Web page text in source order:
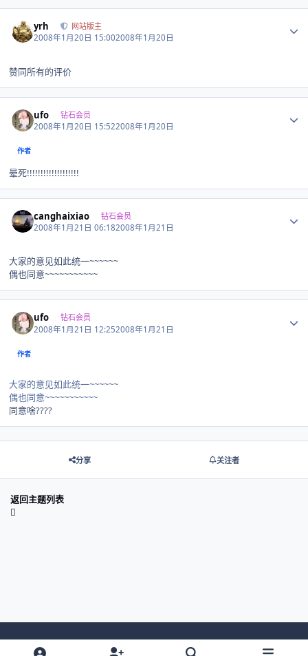
yrh 网站版主
2008年1月20日 15:002008年1月20日
赞同所有的评价
ufo 钻石会员
2008年1月20日 15:522008年1月20日
作者
晕死!!!!!!!!!!!!!!!!!!!
canghaixiao 钻石会员
2008年1月21日 06:182008年1月21日
大家的意见如此统一~~~~~~
偶也同意~~~~~~~~~~~
ufo 钻石会员
2008年1月21日 12:252008年1月21日
作者
大家的意见如此统一~~~~~~
偶也同意~~~~~~~~~~~
同意啥????
分享 关注者
返回主题列表